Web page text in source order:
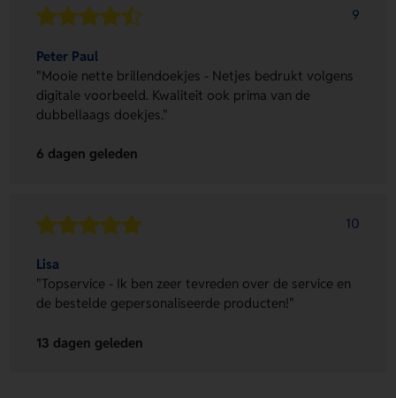
9
Peter Paul
"Mooie nette brillendoekjes - Netjes bedrukt volgens
digitale voorbeeld. Kwaliteit ook prima van de
dubbellaags doekjes."
6 dagen geleden
10
Lisa
"Topservice - Ik ben zeer tevreden over de service en
de bestelde gepersonaliseerde producten!"
13 dagen geleden